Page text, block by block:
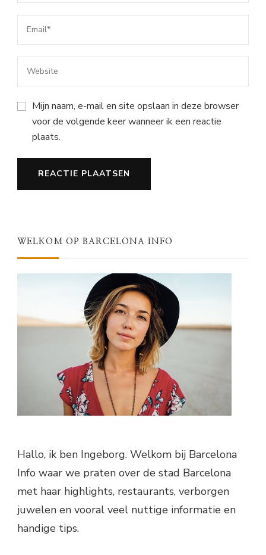
Mijn naam, e-mail en site opslaan in deze browser
voor de volgende keer wanneer ik een reactie
plaats.
WELKOM OP BARCELONA INFO
Hallo, ik ben Ingeborg. Welkom bij Barcelona
Info waar we praten over de stad Barcelona
met haar highlights, restaurants, verborgen
juwelen en vooral veel nuttige informatie en
handige tips.